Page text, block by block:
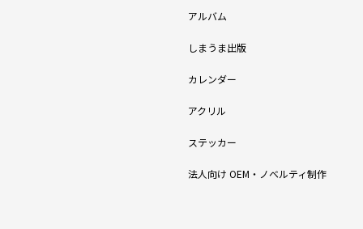
アルバム
しまうま出版
カレンダー
アクリル
ステッカー
法人向け OEM・ノベルティ制作